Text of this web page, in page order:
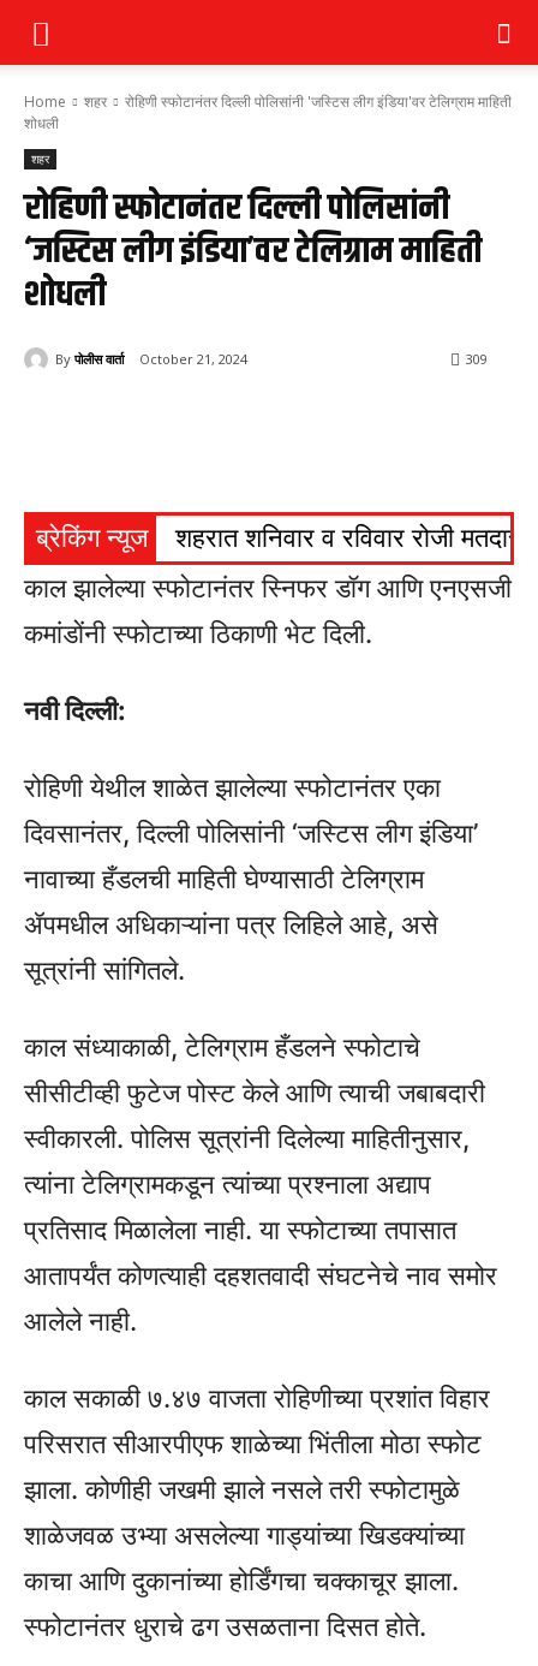
Home शहर
रोहिणी स्फोटानंतर दिल्ली पोलिसांनी 'जस्टिस लीग इंडिया'वर टेलिग्राम माहिती
शोधली
शहर
रोहिणी स्फोटानंतर दिल्ली पोलिसांनी
‘जस्टिस लीग इंडिया’वर टेलिग्राम माहिती
शोधली
By पोलीस वार्ता October 21, 2024 309
ब्रेकिंग न्यूज शहरात शनिवार व रविवार रोजी
काल झालेल्या स्फोटानंतर स्निफर डॉग आणि एनएसजी
कमांडोंनी स्फोटाच्या ठिकाणी भेट दिली.
नवी दिल्ली:
रोहिणी येथील शाळेत झालेल्या स्फोटानंतर एका
दिवसानंतर, दिल्ली पोलिसांनी ‘जस्टिस लीग इंडिया’
नावाच्या हँडलची माहिती घेण्यासाठी टेलिग्राम
ॲपमधील अधिकाऱ्यांना पत्र लिहिले आहे, असे
सूत्रांनी सांगितले.
काल संध्याकाळी, टेलिग्राम हँडलने स्फोटाचे
सीसीटीव्ही फुटेज पोस्ट केले आणि त्याची जबाबदारी
स्वीकारली. पोलिस सूत्रांनी दिलेल्या माहितीनुसार,
त्यांना टेलिग्रामकडून त्यांच्या प्रश्नाला अद्याप
प्रतिसाद मिळालेला नाही. या स्फोटाच्या तपासात
आतापर्यंत कोणत्याही दहशतवादी संघटनेचे नाव समोर
आलेले नाही.
काल सकाळी ७.४७ वाजता रोहिणीच्या प्रशांत विहार
परिसरात सीआरपीएफ शाळेच्या भिंतीला मोठा स्फोट
झाला. कोणीही जखमी झाले नसले तरी स्फोटामुळे
शाळेजवळ उभ्या असलेल्या गाड्यांच्या खिडक्यांच्या
काचा आणि दुकानांच्या होर्डिंगचा चक्काचूर झाला.
स्फोटानंतर धुराचे ढग उसळताना दिसत होते.